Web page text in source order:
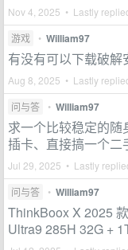
Nov 4, 2025 • Lastly
游戏 • William97
有没有可以下载破解
Aug 8, 2025 • Lastly
问与答 • William97
求一个比较稳定的随
插卡、直接搞一个二
Jul 29, 2025 • Lastly
问与答 • William97
ThinkBoox X 2025
Ultra9 285H 32G +